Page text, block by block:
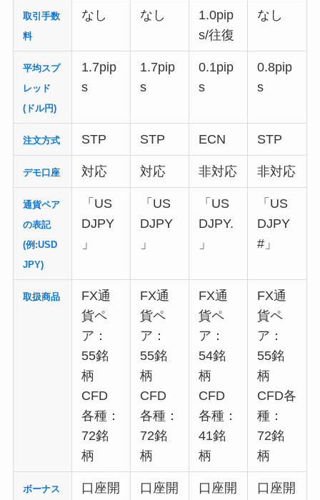
取引手数
料
なし なし
1.0pip
s/往復
なし
平均スプ
レッド
(ドル円)
1.7pip
s
1.7pip
s
0.1pip
s
0.8pip
s
注文方式 STP STP ECN STP
デモ口座 対応 対応 非対応 非対応
通貨ペア
の表記
(例:USD
JPY)
「US
DJPY
」
「US
DJPY
」
「US
DJPY.
」
「US
DJPY
#」
取扱商品
FX通
貨ペ
ア：
55銘
柄
CFD
各種：
72銘
柄
FX通
貨ペ
ア：
55銘
柄
CFD
各種：
72銘
柄
FX通
貨ペ
ア：
54銘
柄
CFD
各種：
41銘
柄
FX通
貨ペ
ア：
55銘
柄
CFD各
種：
72銘
柄
ボーナス
口座開
口座開
口座開
口座開